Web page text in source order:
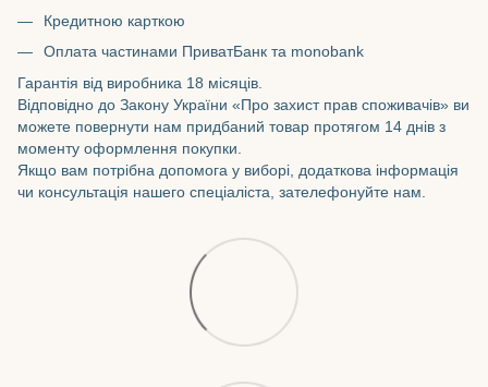
Кредитною карткою
Оплата частинами ПриватБанк та monobank
Гарантія від виробника 18 місяців.
Відповідно до Закону України «Про захист прав споживачів» ви
можете повернути нам придбаний товар протягом 14 днів з
моменту оформлення покупки.
Якщо вам потрібна допомога у виборі, додаткова інформація
чи консультація нашего спеціаліста, зателефонуйте нам.